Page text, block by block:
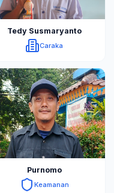
Tedy Susmaryanto
Caraka
Purnomo
Keamanan